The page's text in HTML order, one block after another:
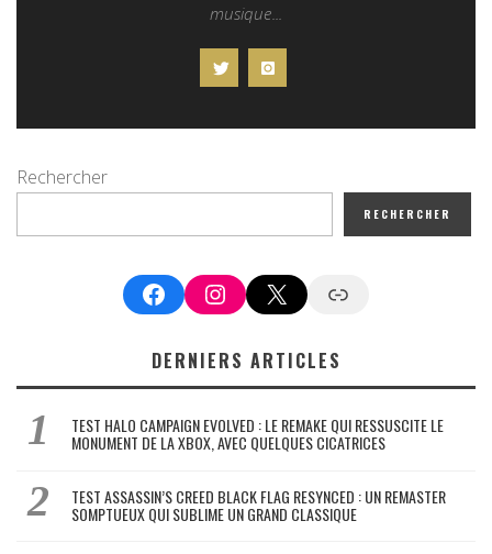
musique...
Rechercher
RECHERCHER
FacebookInstagram
X Google News
DERNIERS ARTICLES
TEST HALO CAMPAIGN EVOLVED : LE REMAKE QUI RESSUSCITE LE
MONUMENT DE LA XBOX, AVEC QUELQUES CICATRICES
TEST ASSASSIN’S CREED BLACK FLAG RESYNCED : UN REMASTER
SOMPTUEUX QUI SUBLIME UN GRAND CLASSIQUE